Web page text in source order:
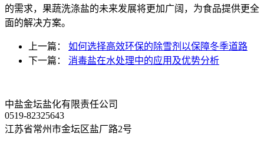
的需求，果蔬洗涤盐的未来发展将更加广阔，为食品提供更全
面的解决方案。
上一篇： 如何选择高效环保的除雪剂以保障冬季道路
下一篇： 消毒盐在水处理中的应用及优势分析
中盐金坛盐化有限责任公司
0519-82325643
江苏省常州市金坛区盐厂路2号